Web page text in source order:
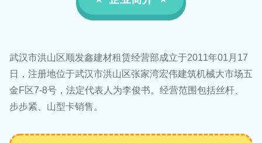
武汉市洪山区顺发鑫建材租赁经营部成立于2011年01月17
日，注册地位于武汉市洪山区张家湾宏伟建筑机械大市场五
金F区7-8号，法定代表人为李俊书。经营范围包括丝杆、
步步紧、山型卡销售。